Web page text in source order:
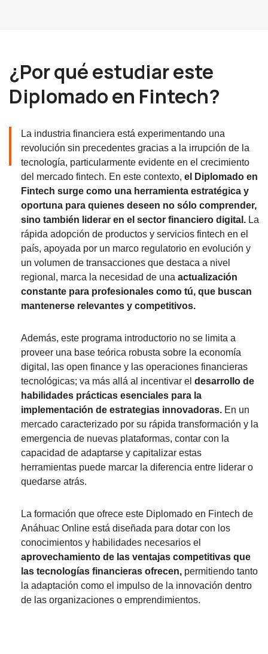
¿Por qué estudiar este
Diplomado en Fintech?
La industria financiera está experimentando una
revolución sin precedentes gracias a la irrupción de la
tecnología, particularmente evidente en el crecimiento
del mercado fintech. En este contexto, el Diplomado en
Fintech surge como una herramienta estratégica y
oportuna para quienes deseen no sólo comprender,
sino también liderar en el sector financiero digital. La
rápida adopción de productos y servicios fintech en el
país, apoyada por un marco regulatorio en evolución y
un volumen de transacciones que destaca a nivel
regional, marca la necesidad de una actualización
constante para profesionales como tú, que buscan
mantenerse relevantes y competitivos.
Además, este programa introductorio no se limita a
proveer una base teórica robusta sobre la economía
digital, las open finance y las operaciones financieras
tecnológicas; va más allá al incentivar el desarrollo de
habilidades prácticas esenciales para la
implementación de estrategias innovadoras. En un
mercado caracterizado por su rápida transformación y la
emergencia de nuevas plataformas, contar con la
capacidad de adaptarse y capitalizar estas
herramientas puede marcar la diferencia entre liderar o
quedarse atrás.
La formación que ofrece este Diplomado en Fintech de
Anáhuac Online está diseñada para dotar con los
conocimientos y habilidades necesarios el
aprovechamiento de las ventajas competitivas que
las tecnologías financieras ofrecen, permitiendo tanto
la adaptación como el impulso de la innovación dentro
de las organizaciones o emprendimientos.